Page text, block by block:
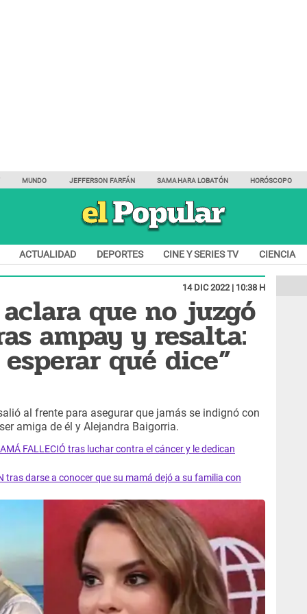
MUNDO JEFFERSON FARFÁN SAMAHARA LOBATÓN HORÓSCOPO
ACTUALIDAD DEPORTES CINE Y SERIES TV CIENCIA
14 DIC 2022 | 10:38 H
que no juzgó
ampay y resalta:
qué dice”
al frente para asegurar que jamás se indignó con
amiga de él y Alejandra Baigorria.
FALLECIÓ tras luchar contra el cáncer y le dedican
tras darse a conocer que su mamá dejó a su familia con